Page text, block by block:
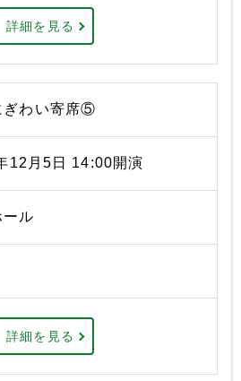
詳細を見る
ぎわい寄席⑤
12月5日 14:00開演
ール
詳細を見る